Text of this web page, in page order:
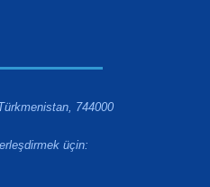
744000
üçin: